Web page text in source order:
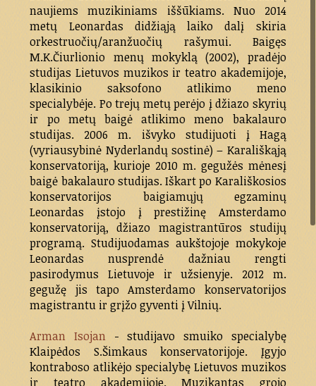
naujiems muzikiniams iššūkiams. Nuo 2014
metų Leonardas didžiąją laiko dalį skiria
orkestruočių/aranžuočių rašymui. Baigęs
M.K.Čiurlionio menų mokyklą (2002), pradėjo
studijas Lietuvos muzikos ir teatro akademijoje,
klasikinio saksofono atlikimo meno
specialybėje. Po trejų metų perėjo į džiazo skyrių
ir po metų baigė atlikimo meno bakalauro
studijas. 2006 m. išvyko studijuoti į Hagą
(vyriausybinė Nyderlandų sostinė) – Karališkąją
konservatoriją, kurioje 2010 m. gegužės mėnesį
baigė bakalauro studijas. Iškart po Karališkosios
konservatorijos baigiamųjų egzaminų
Leonardas įstojo į prestižinę Amsterdamo
konservatoriją, džiazo magistrantūros studijų
programą. Studijuodamas aukštojoje mokykoje
Leonardas nusprendė dažniau rengti
pasirodymus Lietuvoje ir užsienyje. 2012 m.
gegužę jis tapo Amsterdamo konservatorijos
magistrantu ir grįžo gyventi į Vilnių.
Arman Isojan - studijavo smuiko specialybę
Klaipėdos S.Šimkaus konservatorijoje. Įgyjo
kontraboso atlikėjo specialybę Lietuvos muzikos
ir teatro akademijoje. Muzikantas grojo